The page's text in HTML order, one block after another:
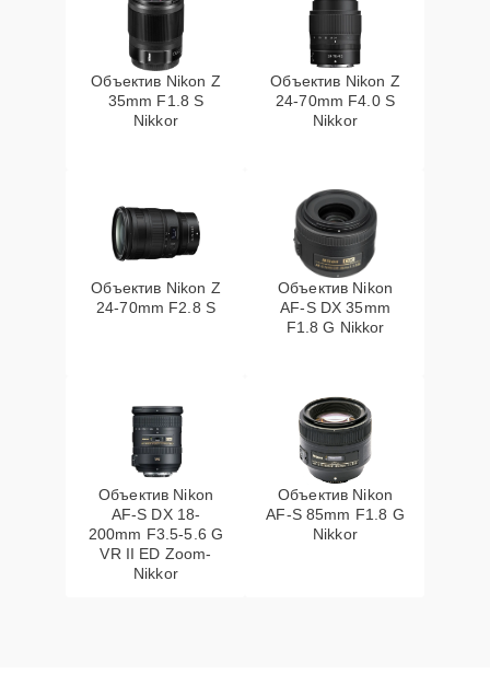
Объектив Nikon Z
35mm F1.8 S
Nikkor
Объектив Nikon Z
24-70mm F4.0 S
Nikkor
Объектив Nikon Z
24-70mm F2.8 S
Объектив Nikon
AF-S DX 35mm
F1.8 G Nikkor
Объектив Nikon
AF-S DX 18-
200mm F3.5-5.6 G
VR II ED Zoom-
Nikkor
Объектив Nikon
AF-S 85mm F1.8 G
Nikkor